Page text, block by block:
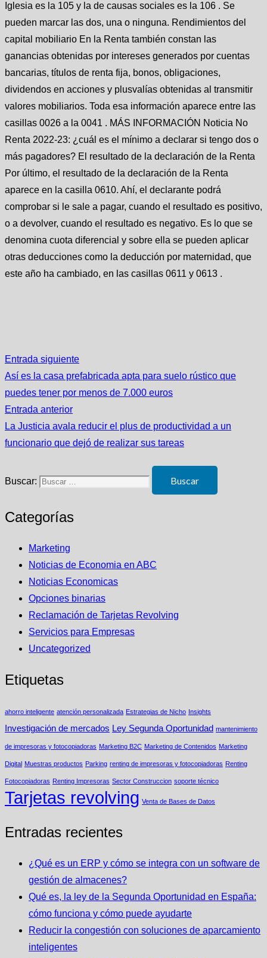
Iglesia es la 105 y la de causas sociales es la 106 . Se
pueden marcar las dos, una o ninguna. Rendimientos del
capital mobiliario En la Renta también constan las
ganancias obtenidas por intereses generados por cuentas
bancarias, títulos de renta fija, bonos, obligaciones,
dividendos en acciones y plusvalías obtenidas al transmitir
valores mobiliarios. Toda esa información aparece entre las
casillas 0026 a la 0041 . MÁS INFORMACIÓN Noticia No
Renta 2022-23: ¿cuál es el mínimo a declarar si tengo dos o
más pagadores? El resultado de la declaración de la Renta
Por último, el resultado de la declaración de la Renta
aparece en la casilla 0610. Ahí, el declarante podrá
comprobar si le sale a pagar, cuando el resultado es positivo,
o a devolver, cuando el resultado es negativo. Es lo que se
denomina cuota diferencial y sobre ella se pueden aplicar
otras deducciones como la deducción por maternidad, que
este año ha cambiado, en las casillas 0611 y 0613 .
Entrada siguiente
Así es la casa prefabricada apta para suelo rústico que
puedes tener por menos de 7.000 euros
Entrada anterior
La Justicia avala reducir el plus de productividad a un
funcionario que dejó de realizar sus tareas
Buscar:
Categorías
Marketing
Noticias de Economia en ABC
Noticias Economicas
Opciones binarias
Reclamación de Tarjetas Revolving
Servicios para Empresas
Uncategorized
Etiquetas
ahorro inteligente atención personalizada Estrategias de Nicho Insights
Investigación de mercados Ley Segunda Oportunidad mantenimiento
de impresoras y fotocopiadoras Marketing B2C Marketing de Contenidos Marketing
Digital Muestras productos Parking renting de impresoras y fotocopiadoras Renting
Fotocopiadoras Renting Impresoras Sector Construccion soporte técnico
Tarjetas revolving Venta de Bases de Datos
Entradas recientes
¿Qué es un ERP y cómo se integra con un software de
gestión de almacenes?
Qué es, la ley de la Segunda Oportunidad en España:
cómo funciona y cómo puede ayudarte
Reducir la congestión con soluciones de aparcamiento
inteligentes